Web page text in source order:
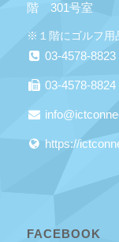
階 301号室
※１階にゴルフ用
03-4578-8823
03-4578-8824
https://
FACEBOOK